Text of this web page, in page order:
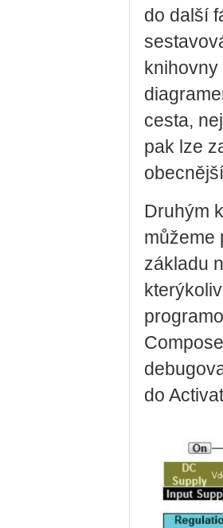
do další
cesta,
pak lze
Druhým
můžeme
základu
do